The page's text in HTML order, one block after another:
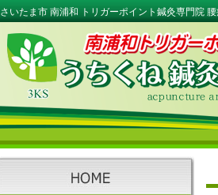
さいたま市 南浦和 トリガーポイント鍼灸専門院